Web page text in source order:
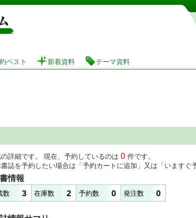
図書館 蔵書検索・予約システム
ベスト 新着資料 テーマ資料
詳細です。 現在、予約しているのは 0 件です。
誌を予約したい場合は「予約カートに追加」又は「いますぐ
情報
数 3 在庫数 2 予約数 0 発注数 0